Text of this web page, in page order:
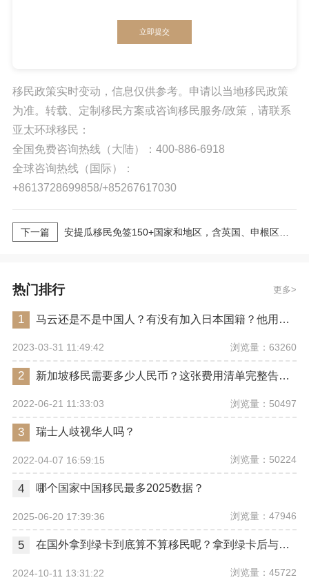
立即提交
移民政策实时变动，信息仅供参考。申请以当地移民政策
为准。转载、定制移民方案或咨询移民服务/政策，请联系
亚太环球移民：
全国免费咨询热线（大陆）：400-886-6918
全球咨询热线（国际）：
+8613728699858/+85267617030
下一篇 安提瓜移民免签150+国家和地区，含英国、申根区、香港，全球出行便捷
热门排行 更多
1 马云还是不是中国人？有没有加入日本国籍？他用了哪些身份畅行世界？
2023-03-31 11:49:42 浏览量：63260
2 新加坡移民需要多少人民币？这张费用清单完整告诉你
2022-06-21 11:33:03 浏览量：50497
3 瑞士人歧视华人吗？
2022-04-07 16:59:15 浏览量：50224
4 哪个国家中国移民最多2025数据？
2025-06-20 17:39:36 浏览量：47946
5 在国外拿到绿卡到底算不算移民呢？拿到绿卡后与正式移民有哪些区别？
2024-10-11 13:31:22 浏览量：45722